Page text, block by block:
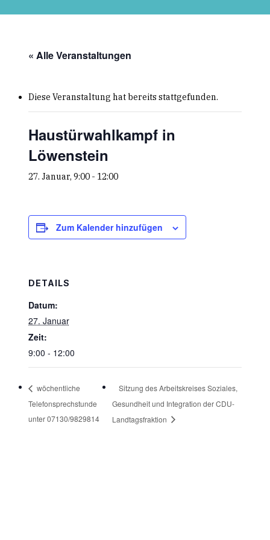
« Alle Veranstaltungen
Diese Veranstaltung hat bereits stattgefunden.
Haustürwahlkampf in
Löwenstein
27. Januar, 9:00- 12:00
Zum Kalender hinzufügen
DETAILS
Datum:
27. Januar
Zeit:
9:00 - 12:00
wöchentliche
Telefonsprechstunde
unter 07130/9829814
Sitzung des Arbeitskreises Soziales,
Gesundheit und Integration der CDU-
Landtagsfraktion